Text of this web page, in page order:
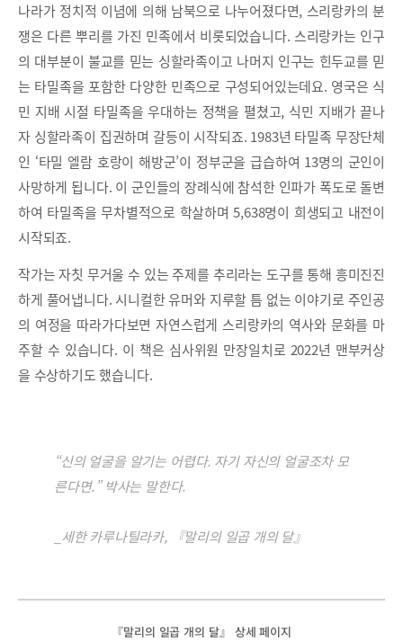
나라가 정치적 이념에 의해 남북으로 나누어졌다면, 스리랑카의 분
쟁은 다른 뿌리를 가진 민족에서 비롯되었습니다. 스리랑카는 인구
의 대부분이 불교를 믿는 싱할라족이고 나머지 인구는 힌두교를 믿
는 타밀족을 포함한 다양한 민족으로 구성되어있는데요. 영국은 식
민 지배 시절 타밀족을 우대하는 정책을 펼쳤고, 식민 지배가 끝나
자 싱할라족이 집권하며 갈등이 시작되죠. 1983년 타밀족 무장단체
인 ‘타밀 엘람 호랑이 해방군’이 정부군을 급습하여 13명의 군인이
사망하게 됩니다. 이 군인들의 장례식에 참석한 인파가 폭도로 돌변
하여 타밀족을 무차별적으로 학살하며 5,638명이 희생되고 내전이
시작되죠.
작가는 자칫 무거울 수 있는 주제를 추리라는 도구를 통해 흥미진진
하게 풀어냅니다. 시니컬한 유머와 지루할 틈 없는 이야기로 주인공
의 여정을 따라가다보면 자연스럽게 스리랑카의 역사와 문화를 마
주할 수 있습니다. 이 책은 심사위원 만장일치로 2022년 맨부커상
을 수상하기도 했습니다.
“신의 얼굴을 알기는 어렵다. 자기 자신의 얼굴조차 모
른다면.” 박사는 말한다.
_세한 카루나틸라카, 『말리의 일곱 개의 달』
『말리의 일곱 개의 달』 상세 페이지